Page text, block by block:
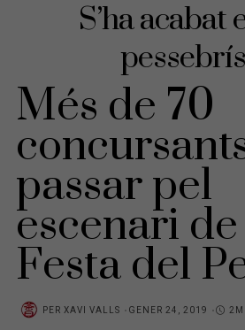
S’ha acabat
Més de 70
passar pel
escenari
Festa del
PER XAVI VALLS
P
GENER 24, 2019